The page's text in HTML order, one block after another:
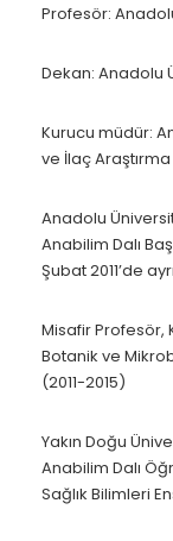
Profesör:
Dekan: Anadolu
Kurucu müdür:
ve İlaç
Anadolu
Anabilim Dalı
Şubat 2011’de
Misafir Profesör,
Botanik ve
(2011-2015)
Yakın Doğu
Anabilim Dalı
Sağlık Bilimleri